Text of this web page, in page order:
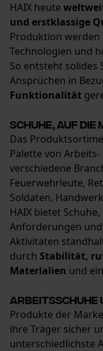
HAIX heute
und erstklassige
Produktion werden
Technologien und
So entsteht solides
Ansprüchen in
Funktionalität
Schuhe, auf
Das
Palette von
verschiedene
Feuerwehrleute,
Soldaten,
HAIX bietet
Anforderungen
Aktivitäten
durch Stabilität,
Materialien und
Arbeitsschuhe
Produkte der
ihre Träger sicher
unterschiedlichste